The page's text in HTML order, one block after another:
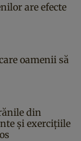
are efecte
oamenii să
din
și exercițiile